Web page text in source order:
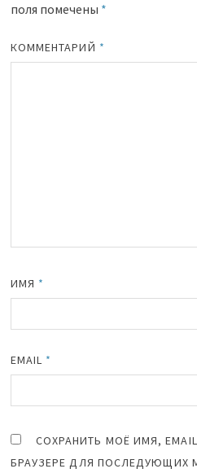
поля помечены *
КОММЕНТАРИЙ *
ИМЯ *
EMAIL *
СОХРАНИТЬ МОЁ ИМЯ,
БРАУЗЕРЕ ДЛЯ ПОСЛЕДУЮЩИХ